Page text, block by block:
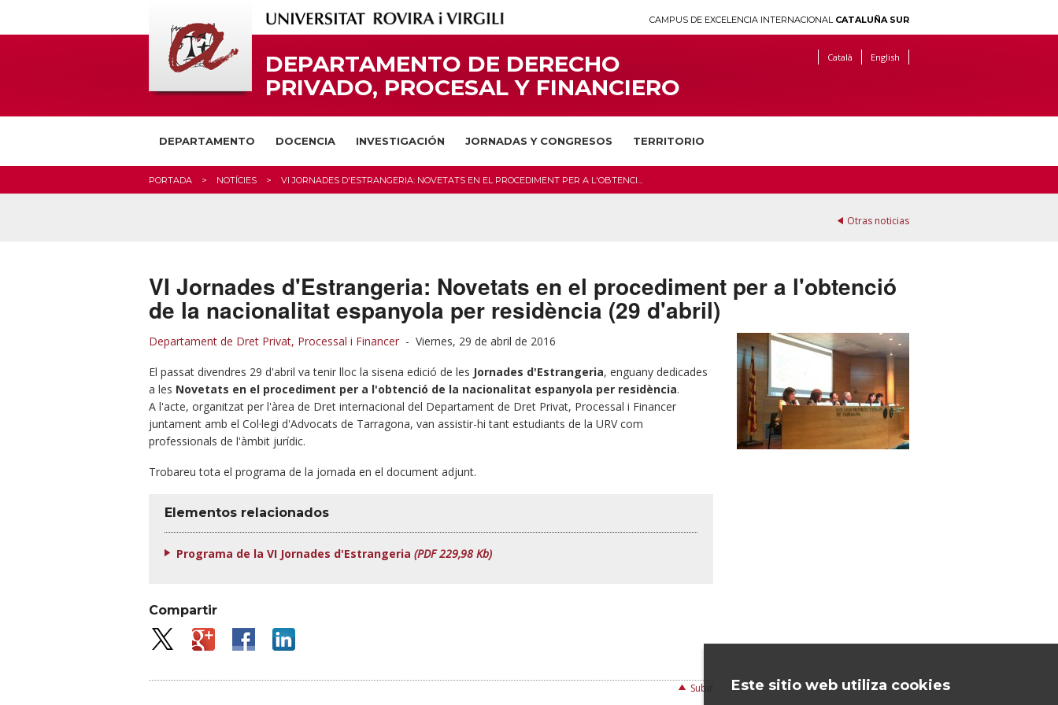
CAMPUS DE EXCELENCIA INTERNACIONAL CATALUÑA SUR
DEPARTAMENTO DE DERECHO
PRIVADO, PROCESAL Y FINANCIERO
Català English
DEPARTAMENTO DOCENCIA INVESTIGACIÓN JORNADAS Y CONGRESOS TERRITORIO
PORTADA NOTÍCIES VI JORNADES D'ESTRANGERIA: NOVETATS EN EL PROCEDIMENT PER A L'OBTENCI...
Otras noticias
VI Jornades d'Estrangeria: Novetats en el procediment per a l'obtenció
de la nacionalitat espanyola per residència (29 d'abril)
Departament de Dret Privat, Processal i Financer - Viernes, 29 de abril de 2016
El passat divendres 29 d'abril va tenir lloc la sisena edició de les Jornades d'Estrangeria, enguany dedicades
a les Novetats en el procediment per a l'obtenció de la nacionalitat espanyola per residència.
A l'acte, organitzat per l'àrea de Dret internacional del Departament de Dret Privat, Processal i Financer
juntament amb el Col·legi d'Advocats de Tarragona, van assistir-hi tant estudiants de la URV com
professionals de l'àmbit jurídic.
Trobareu tota el programa de la jornada en el document adjunt.
Elementos relacionados
Programa de la VI Jornades d'Estrangeria (PDF 229,98 Kb)
Compartir
Subir Este sitio web utiliza cookies